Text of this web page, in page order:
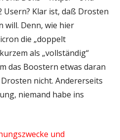
Usern? Klar ist, daß Drosten
will. Denn, wie hier
die „doppelt
als „vollständig“
das Boostern etwas daran
nicht. Andererseits
niemand habe ins
und